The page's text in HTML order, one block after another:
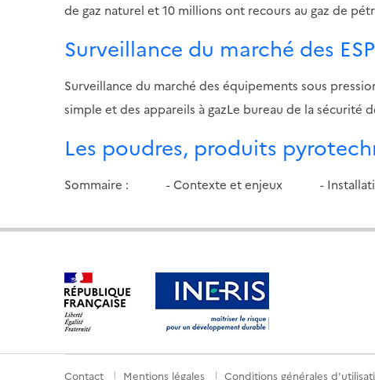
de gaz naturel et 10 millions ont recours au gaz de
Surveillance du marché des ESP
Surveillance du marché des équipements sous
simple et des appareils à gazLe bureau de la sécurité
Les poudres, produits
Sommaire : - Contexte et enjeux -
Contact Mentions légales Conditions générales